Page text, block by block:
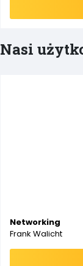
Nasi
Networking
Frank Walicht